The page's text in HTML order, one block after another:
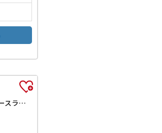
ハイブリッドX 届出済未使用車 禁煙車 スズキセーフティサポート LEDヘッドライト スマートキー プッシュスタート アイドリングストップ 両側パワースライドドア ステアリングスイッチ 電動格納ミラー オートエアコン